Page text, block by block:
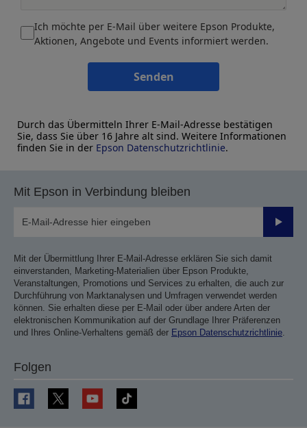
Ich möchte per E-Mail über weitere Epson Produkte,
Aktionen, Angebote und Events informiert werden.
Senden
Durch das Übermitteln Ihrer E-Mail-Adresse bestätigen
Sie, dass Sie über 16 Jahre alt sind. Weitere Informationen
finden Sie in der Epson Datenschutzrichtlinie.
Mit Epson in Verbindung bleiben
Mit der Übermittlung Ihrer E-Mail-Adresse erklären Sie sich damit
einverstanden, Marketing-Materialien über Epson Produkte,
Veranstaltungen, Promotions und Services zu erhalten, die auch zur
Durchführung von Marktanalysen und Umfragen verwendet werden
können. Sie erhalten diese per E-Mail oder über andere Arten der
elektronischen Kommunikation auf der Grundlage Ihrer Präferenzen
und Ihres Online-Verhaltens gemäß der Epson Datenschutzrichtlinie.
Folgen